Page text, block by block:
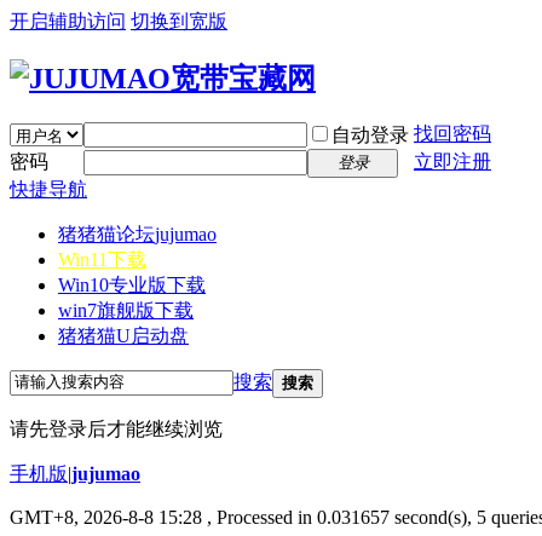
开启辅助访问 切换到宽版
自动登录 找回密码
密码
登录
立即注册
快捷导航
猪猪猫论坛jujumao
Win11下载
Win10专业版下载
win7旗舰版下载
猪猪猫U启动盘
搜索 搜索
请先登录后才能继续浏览
手机版|jujumao
GMT+8, 2026-8-8 15:28 , Processed in 0.031657 second(s), 5